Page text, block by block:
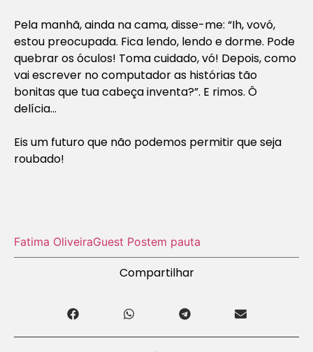
Pela manhã, ainda na cama, disse-me: “Ih, vovó,
estou preocupada. Fica lendo, lendo e dorme. Pode
quebrar os óculos! Toma cuidado, vó! Depois, como
vai escrever no computador as histórias tão
bonitas que tua cabeça inventa?”. E rimos. Ô
delícia…
Eis um futuro que não podemos permitir que seja
roubado!
Fatima OliveiraGuest Postem pauta
Compartilhar